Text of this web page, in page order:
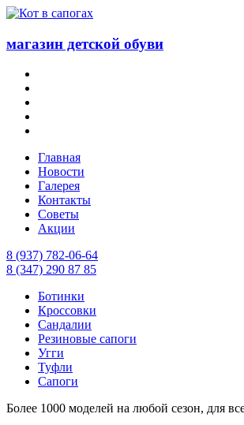
магазин детской обуви
Главная
Новости
Галерея
Контакты
Советы
Акции
8 (937) 782-06-64
8 (347) 290 87 85
Ботинки
Кроссовки
Сандалии
Резиновые сапоги
Угги
Туфли
Сапоги
Более 1000 моделей на любой сезон, для